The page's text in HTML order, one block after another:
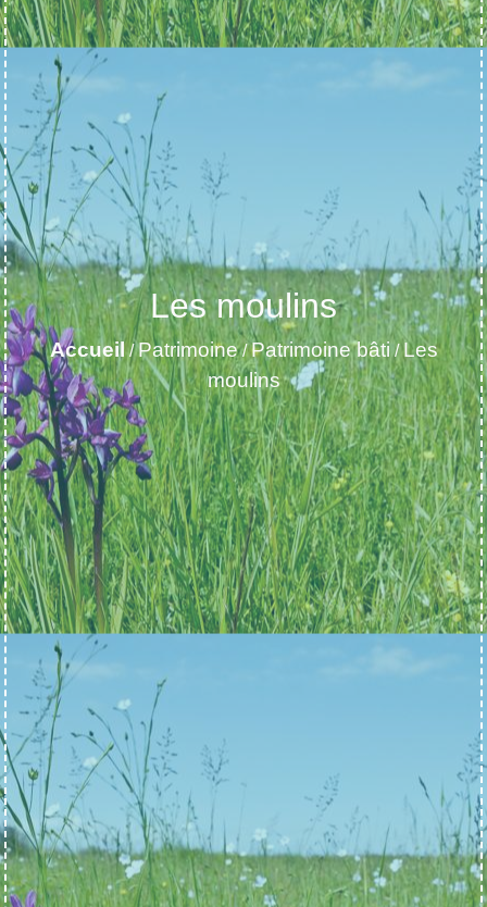
Les moulins
Accueil /Patrimoine/Patrimoine bâti/Les
moulins